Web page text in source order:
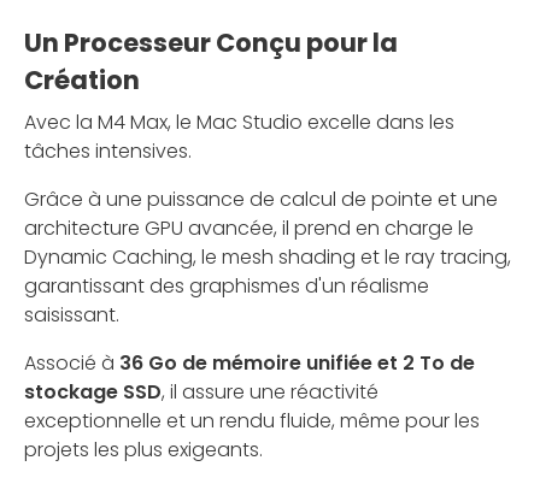
Un Processeur Conçu pour la
Création
Avec la M4 Max, le Mac Studio excelle dans les
tâches intensives.
Grâce à une puissance de calcul de pointe et une
architecture GPU avancée, il prend en charge le
Dynamic Caching, le mesh shading et le ray tracing,
garantissant des graphismes d'un réalisme
saisissant.
Associé à 36 Go de mémoire unifiée et 2 To de
stockage SSD, il assure une réactivité
exceptionnelle et un rendu fluide, même pour les
projets les plus exigeants.